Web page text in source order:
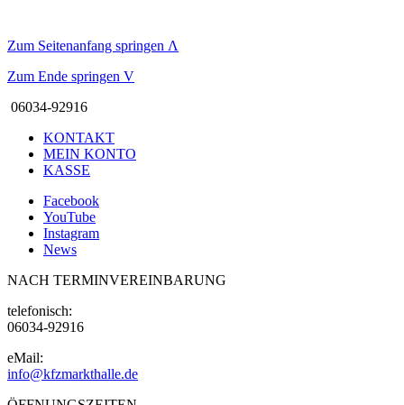
Zum Seitenanfang springen Λ
Zum Ende springen V
06034-92916
KONTAKT
MEIN KONTO
KASSE
Facebook
YouTube
Instagram
News
NACH TERMINVEREINBARUNG
telefonisch:
06034-92916
eMail:
info@kfzmarkthalle.de